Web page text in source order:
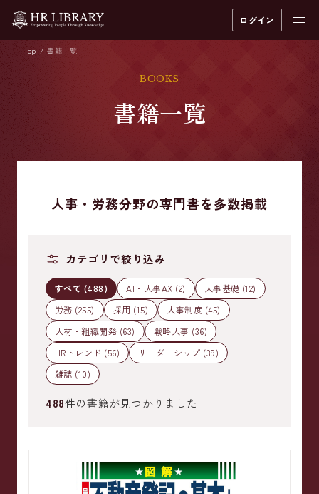
ログイン
Top 書籍一覧
BOOKS
書籍一覧
人事・労務分野の専門書を多数掲載
カテゴリで絞り込み
すべて (488) AI・人事AX (2)
人事基礎 (12)
労務 (255)
採用 (15)
人事制度 (45)
人材・組織開発 (63)
戦略人事 (36)
HRトレンド (56)
リーダーシップ (39)
雑誌 (10)
488件の書籍が見つかりました